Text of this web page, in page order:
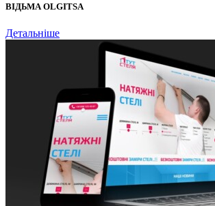
ВІДЬМА OLGITSA
Детальніше